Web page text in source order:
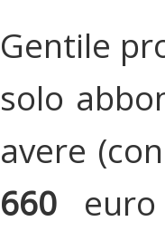
Gentile
solo
avere
660